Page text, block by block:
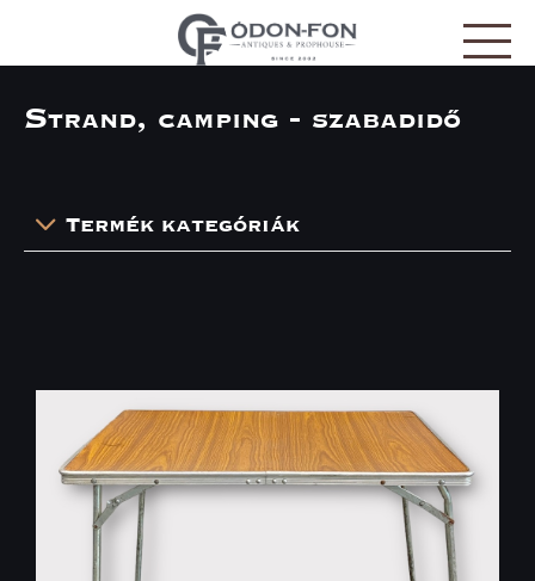
Strand, camping - szabadidő
Termék kategóriák